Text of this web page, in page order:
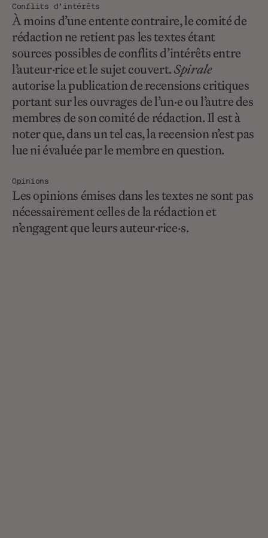
Conflits d’intérêts
À moins d’une entente contraire, le comité de
rédaction ne retient pas les textes étant
sources possibles de conflits d’intérêts entre
l’auteur·rice et le sujet couvert.Spirale
autorise la publication de recensions critiques
portant sur les ouvrages de l’un·e ou l’autre des
membres de son comité de rédaction. Il est à
noter que, dans un tel cas, la recension n’est pas
lue ni évaluée par le membre en question.
Opinions
Les opinions émises dans les textes ne sont pas
nécessairement celles de la rédaction et
n’engagent que leurs auteur·rice·s.